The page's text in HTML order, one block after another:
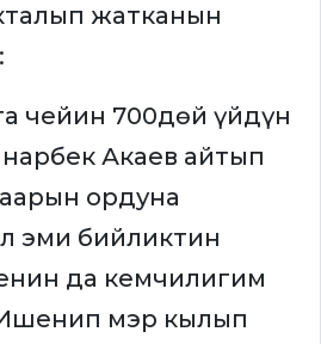
жатканын
чейин 700дөй үйдүн
Акаев айтып
ордуна
эми бийликтин
да кемчилигим
мэр кылып